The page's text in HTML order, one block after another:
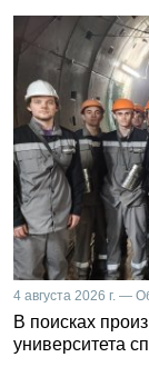
4 августа 2026 г. —
В поисках
университета